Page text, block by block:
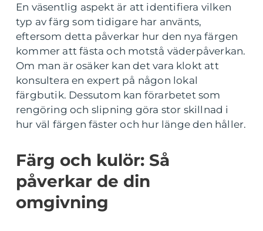
En väsentlig aspekt är att identifiera vilken
typ av färg som tidigare har använts,
eftersom detta påverkar hur den nya färgen
kommer att fästa och motstå väderpåverkan.
Om man är osäker kan det vara klokt att
konsultera en expert på någon lokal
färgbutik. Dessutom kan förarbetet som
rengöring och slipning göra stor skillnad i
hur väl färgen fäster och hur länge den håller.
Färg och kulör: Så
påverkar de din
omgivning